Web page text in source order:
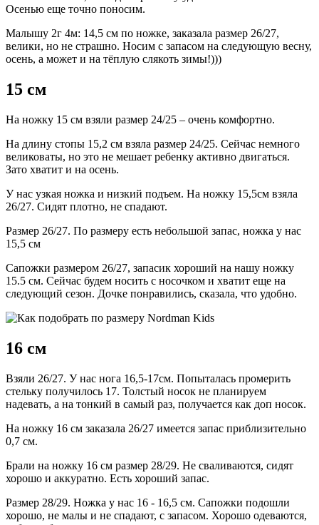
Осенью еще точно поносим.
Малышу 2г 4м: 14,5 см по ножке, заказала размер 26/27,
велики, но не страшно. Носим с запасом на следующую весну,
осень, а может и на тёплую слякоть зимы!)))
15 см
На ножку 15 см взяли размер 24/25 – очень комфортно.
На длину стопы 15,2 см взяла размер 24/25. Сейчас немного
великоваты, но это не мешает ребенку активно двигаться.
Зато хватит и на осень.
У нас узкая ножка и низкий подъем. На ножку 15,5см взяла
26/27. Сидят плотно, не спадают.
Размер 26/27. По размеру есть небольшой запас, ножка у нас
15,5 см
Сапожки размером 26/27, запасик хороший на нашу ножку
15.5 см. Сейчас будем носить с носочком и хватит еще на
следующий сезон. Дочке понравились, сказала, что удобно.
16 см
Взяли 26/27. У нас нога 16,5-17см. Попыталась промерить
стельку получилось 17. Толстый носок не планируем
надевать, а на тонкий в самый раз, получается как доп носок.
На ножку 16 см заказала 26/27 имеется запас приблизительно
0,7 см.
Брали на ножку 16 см размер 28/29. Не сваливаются, сидят
хорошо и аккуратно. Есть хороший запас.
Размер 28/29. Ножка у нас 16 - 16,5 см. Сапожки подошли
хорошо, не малы и не спадают, с запасом. Хорошо одеваются,